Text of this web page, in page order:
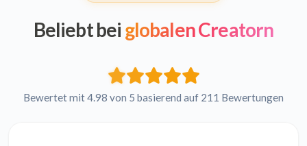
Beliebt bei globalen Creatorn
Bewertet mit 4.98 von 5 basierend auf 211 Bewertungen